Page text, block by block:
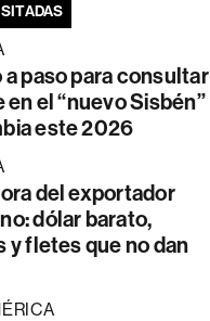
a paso para consultar
en el “nuevo Sisbén”
este 2026
del exportador
dólar barato,
y fletes que no dan